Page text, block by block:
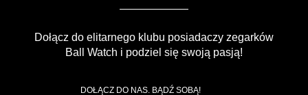
Dołącz do elitarnego klubu posiadaczy zegarków
Ball Watch i podziel się swoją pasją!
DOŁĄCZ DO NAS. BĄDŹ SOBĄ!